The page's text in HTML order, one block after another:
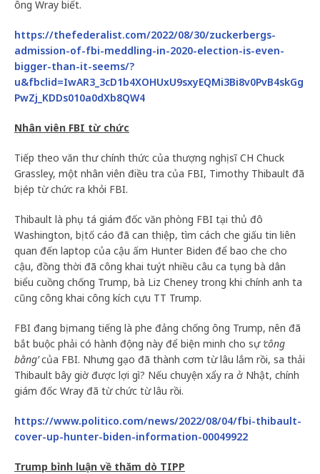
ông Wray biết.
https://thefederalist.com/2022/08/30/zuckerbergs-
admission-of-fbi-meddling-in-2020-election-is-even-
bigger-than-it-seems/?
u&fbclid=IwAR3_3cD1b4XOHUxU9sxyEQMi3Bi8v0PvB4skGg
PwZj_KDDs010a0dXb8QW4
Nhân viên FBI từ chức
Tiếp theo văn thư chính thức của thượng nghị sĩ CH Chuck
Grassley, một nhân viên điều tra của FBI, Timothy Thibault đã
bị ép từ chức ra khỏi FBI.
Thibault là phụ tá giám đốc văn phòng FBI tại thủ đô
Washington, bị tố cáo đã can thiệp, tìm cách che giấu tin liên
quan đến laptop của cậu ấm Hunter Biden để bao che cho
cậu, đồng thời đã công khai tuýt nhiều câu ca tụng bà dân
biểu cuồng chống Trump, bà Liz Cheney trong khi chính anh ta
cũng công khai công kích cựu TT Trump.
FBI đang bị mang tiếng là phe đảng chống ông Trump, nên đã
bắt buộc phải có hành động này để biện minh cho sự‘công
bằng’của FBI. Nhưng gạo đã thành cơm từ lâu lắm rồi, sa thải
Thibault bây giờ được lợi gì? Nếu chuyện xẩy ra ở Nhật, chính
giám đốc Wray đã từ chức từ lâu rồi.
https://www.politico.com/news/2022/08/04/fbi-thibault-
cover-up-hunter-biden-information-00049922
Trump bình luận về thăm dò TIPP